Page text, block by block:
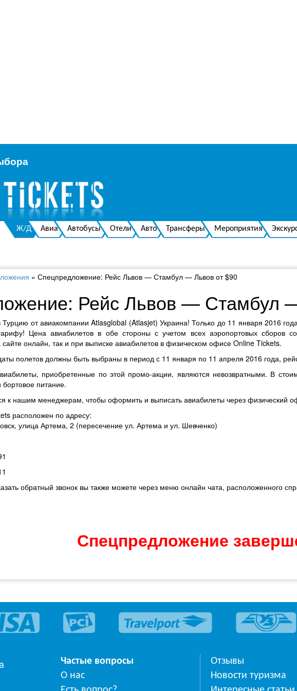
Ж/Д Авиа Автобусы Отели Авто Трансферы Мероприятия
» Спецпредложение: Рейс Львов — Стамбул — Львов от $90
Рейс Львов — Стамбул
от авиакомпании Atlasglobal (Atlasjet) Украина! Только до 11 января 2016
Цена авиабилетов в обе стороны с учетом всех аэропортовых сборов
онлайн, так и при выписке авиабилетов в физическом офисе Online Tickets.
полетов должны быть выбраны в период с 11 января по 11 апреля 2016 года,
приобретенные по этой промо-акции, являются невозвратными. В
питание.
к нашим менеджерам, чтобы оформить и выписать авиабилеты через физический
расположен по адресу:
улица Артема, 2 (пересечение ул. Артема и ул. Шевченко)
обратный звонок вы также можете через меню онлайн чата, расположенного
Спецпредложение
Частые вопросы
О нас
Отзывы
Новости туризма